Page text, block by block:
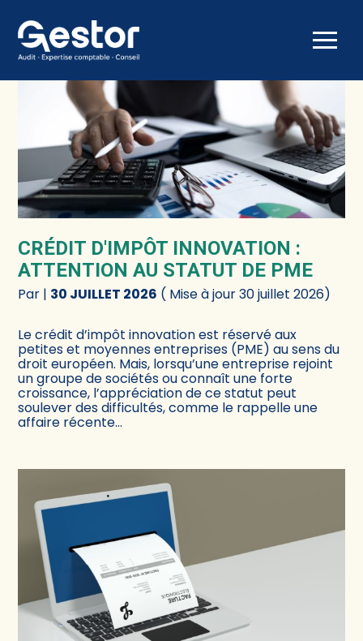
Aller
au
Créer et reprendre une activité
Gérer votre quotidien
Piloter votre activité
Être prêt pour la facturation électronique
Comptabilité
Fiscalité
Juridique
Audit
Conseil
CRÉDIT D'IMPÔT INNOVATION :
ATTENTION AU STATUT DE PME
Par | 30 JUILLET 2026 ( Mise à jour 30 juillet 2026)
Le crédit d’impôt innovation est réservé aux
petites et moyennes entreprises (PME) au sens du
droit européen. Mais, lorsqu’une entreprise rejoint
un groupe de sociétés ou connaît une forte
croissance, l’appréciation de ce statut peut
soulever des difficultés, comme le rappelle une
affaire récente…